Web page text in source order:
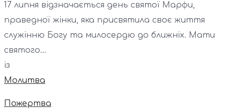
17 липня відзначається день святої Марфи,
праведної жінки, яка присвятила своє життя
служінню Богу та милосердю до ближніх. Мати
святого...
із
Молитва
Пожертва